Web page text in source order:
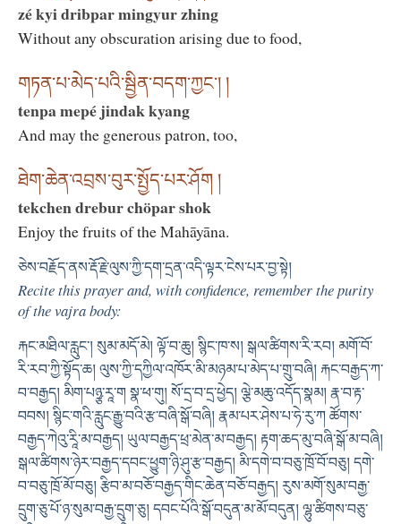
zé kyi dribpar mingyur zhing
Without any obscuration arising due to food,
གཏན་པ་མེད་པའི་སྦྱིན་བདག་ཀྱང༌། །
tenpa mepé jindak kyang
And may the generous patron, too,
ཐེག་ཆེན་འབྲས་བུར་སྤྱོད་པར་ཤོག །
tekchen drebur chöpar shok
Enjoy the fruits of the Mahāyāna.
ཅེས་བརྗོད་ནས་རྡོ་རྗེ་ལུས་ཀྱི་དག་དྲན་འདི་ལྟར་ངེས་པར་བྱ་སྟེ།
Recite this prayer and, with confidence, remember the purity
of the vajra body:
རྐང་མཐིལ་རླུང་། སུམ་མདོ་མེ། ལྟོ་བ་ཆུ། སྙིང་ཁ་ས། སྒལ་ཚིགས་རི་རབ། མགོ་བོ་
རི་རབ་ཀྱི་སྟོད་ཆ། ལུས་ཀྱི་དཀྱིལ་འཁོར་མི་མཉམ་པ་མེད་པ་གྲུ་བཞི། རྐང་བརྒྱད་ཀ་
བ་བརྒྱད། མིག་པཉྩ་རཱ་ག སྣ་ཕ་གུ། སོ་དྲ་བ་དྲ་ཕྱེད། ལྕེ་མཆུ་འདོད་སྣམ། རྣ་བ་རྟ་
བབས། སྙིང་གའི་རླུང་རྒྱུ་བའི་རྩ་བཞི་སྒོ་བཞི། རྣམ་པར་ཤེས་པ་ཧེ་རུ་ཀ ཚོགས་
བརྒྱད་ཀེའུ་རཱི་མ་བརྒྱད། ཡུལ་བརྒྱད་ཕྲ་མེན་མ་བརྒྱད། རྟག་ཆད་མུ་བཞི་སྒོ་མ་བཞི།
སྒལ་ཚིགས་ཉེར་བརྒྱད་དབང་ཕྱུག་ཉི་ཤུ་རྩ་བརྒྱད། མི་དགེ་བ་བཅུ་ཁྲོ་བོ་བཅུ། དགེ་
བ་བཅུ་ཁྲོ་མོ་བཅུ། རྩིབ་མ་བཅོ་བརྒྱད་གིང་ཆེན་བཅོ་བརྒྱད། རུས་མགོ་སུམ་བརྒྱ་
དྲུག་ཅུ་པོ་ཉ་སུམ་བརྒྱ་དྲུག་ཅུ། དབང་པོའི་སྒོ་བདུན་མ་མོ་བདུན། ལྷུ་ཚིགས་བཅུ་